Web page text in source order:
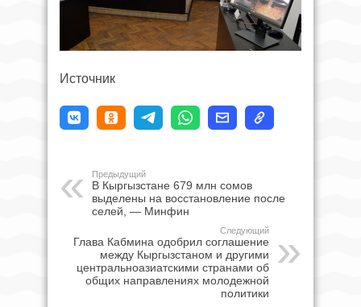
Источник
Предыдущий
В Кыргызстане 679 млн сомов
выделены на восстановление после
селей, — Минфин
Следующий
Глава Кабмина одобрил соглашение
между Кыргызстаном и другими
центральноазиатскими странами об
общих направлениях молодежной
политики